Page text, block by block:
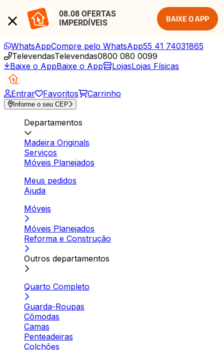
08.08 OFERTAS
IMPERDÍVEIS
BAIXE O APP
WhatsAppCompre pelo WhatsApp55 41 74031865
TelevendasTelevendas0800 080 0099
Baixe o AppBaixe o App LojasLojas Físicas
Entrar Favoritos Carrinho
Informe o seu CEP
Departamentos
Madeira Originals
Serviços
Móveis Planejados
Meus pedidos
Ajuda
Móveis
Móveis Planejados
Reforma e Construção
Outros departamentos
Quarto Completo
Guarda-Roupas
Cômodas
Camas
Penteadeiras
Colchões